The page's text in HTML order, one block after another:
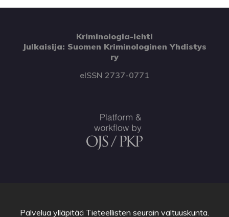
Kriminologia-lehti
Julkaisija: Suomen Kriminologinen Yhdistys
ry
eISSN 2737-0771
Palvelua ylläpitää Tieteellisten seurain valtuuskunta.